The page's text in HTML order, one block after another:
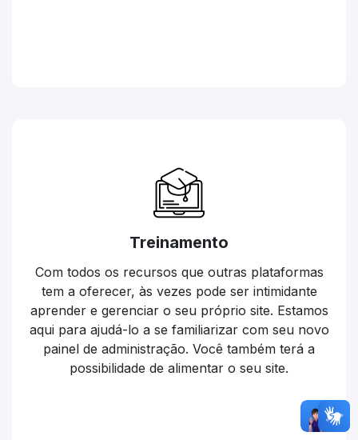
Treinamento
Com todos os recursos que outras plataformas
tem a oferecer, às vezes pode ser intimidante
aprender e gerenciar o seu próprio site. Estamos
aqui para ajudá-lo a se familiarizar com seu novo
painel de administração. Você também terá a
possibilidade de alimentar o seu site.